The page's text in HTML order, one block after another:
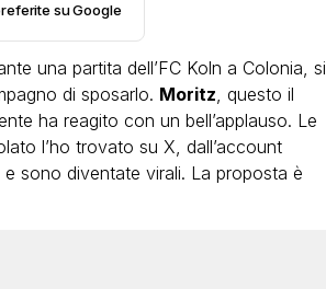
su Google
una partita dell’FC Koln a Colonia, si
di sposarlo. Moritz, questo il
ha reagito con un bell’applauso. Le
l’ho trovato su X, dall’account
sono diventate virali. La proposta è
VIRAL